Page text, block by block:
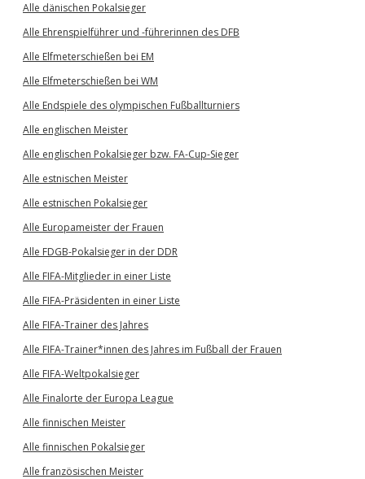
Alle dänischen Pokalsieger
Alle Ehrenspielführer und -führerinnen des DFB
Alle Elfmeterschießen bei EM
Alle Elfmeterschießen bei WM
Alle Endspiele des olympischen Fußballturniers
Alle englischen Meister
Alle englischen Pokalsieger bzw. FA-Cup-Sieger
Alle estnischen Meister
Alle estnischen Pokalsieger
Alle Europameister der Frauen
Alle FDGB-Pokalsieger in der DDR
Alle FIFA-Mitglieder in einer Liste
Alle FIFA-Präsidenten in einer Liste
Alle FIFA-Trainer des Jahres
Alle FIFA-Trainer*innen des Jahres im Fußball der Frauen
Alle FIFA-Weltpokalsieger
Alle Finalorte der Europa League
Alle finnischen Meister
Alle finnischen Pokalsieger
Alle französischen Meister